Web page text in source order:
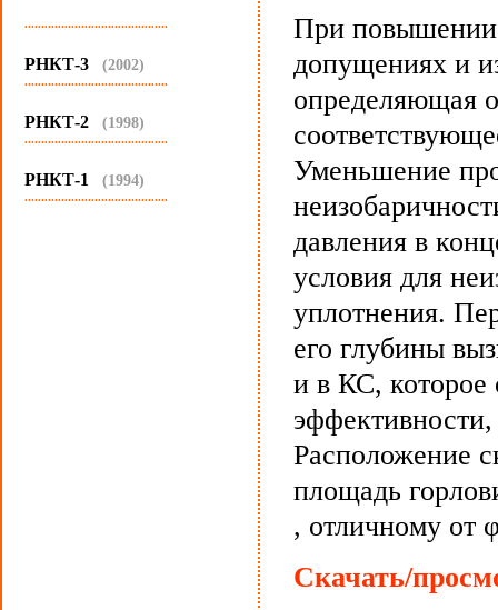
...........................................
РНКТ-3 (2002)
...........................................
РНКТ-2 (1998)
...........................................
РНКТ-1 (1994)
...........................................
При повышении
допущениях и
определяющая
Уменьшение
давления в
условия для
уплотнения.
его глубины
и в КС, которое
Расположение
площадь
, отличному от
Скачать/